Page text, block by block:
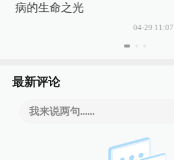
病的生命之光
04-29 11:07
最新评论
我来说两句......